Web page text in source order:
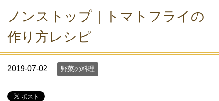
ノンストップ｜トマトフライの
作り方レシピ
2019-07-02 野菜の料理